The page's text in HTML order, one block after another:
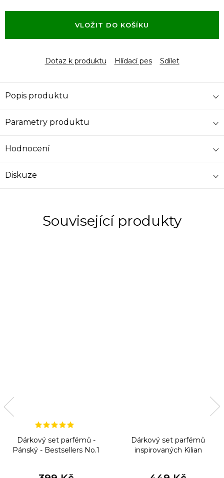
cena:
VLOŽIT DO KOŠÍKU
Dotaz k produktu Hlídací pes Sdílet
Popis produktu
Parametry produktu
Hodnocení
Diskuze
Související produkty
Dárkový set parfémů -
Pánský - Bestsellers No.1
Dárkový set parfémů
inspirovaných Kilian